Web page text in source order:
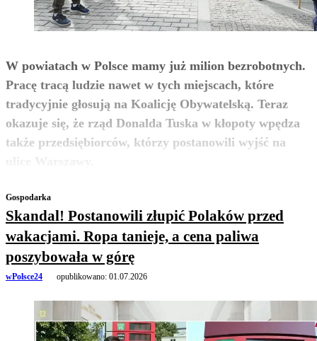
W powiatach w Polsce mamy już milion bezrobotnych.
Pracę tracą ludzie nawet w tych miejscach, które
tradycyjnie głosują na Koalicję Obywatelską. Teraz
okazuje się, że rząd Donalda Tuska w kłopoty wpędza
także przedsiębiorców, którzy postanowili wyjść na
zobacz więcej
Gospodarka
Skandal! Postanowili złupić Polaków przed
wakacjami. Ropa tanieje, a cena paliwa
poszybowała w górę
wPolsce24 opublikowano: 01.07.2026